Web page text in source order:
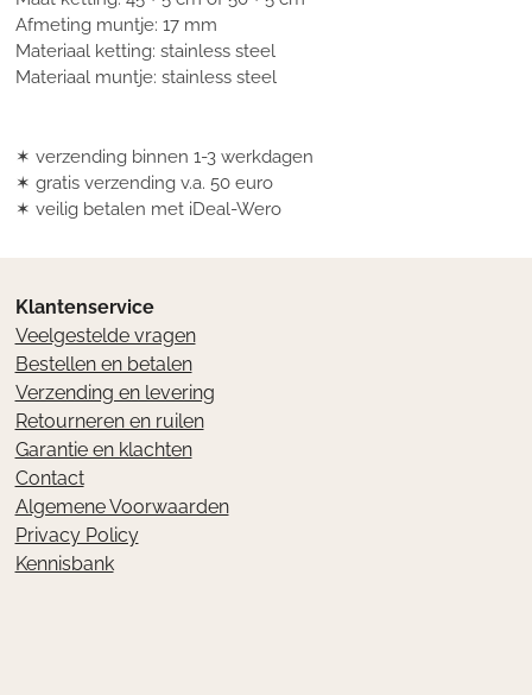
Afmeting muntje: 17 mm
Materiaal ketting: stainless steel
Materiaal muntje: stainless steel
✶ verzending binnen 1-3 werkdagen
✶ gratis verzending v.a. 50 euro
✶ veilig betalen met iDeal-Wero
Klantenservice
Veelgestelde vragen
Bestellen en betalen
Verzending en levering
Retourneren en ruilen
Garantie en klachten
Contact
Algemene Voorwaarden
Privacy Policy
Kennisbank